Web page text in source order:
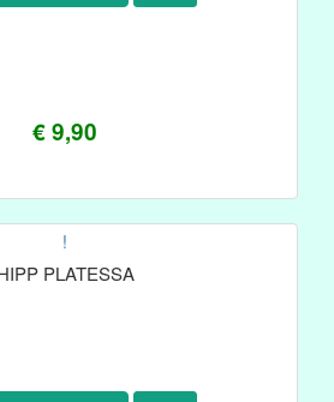
€ 9,90
!
PLATESSA